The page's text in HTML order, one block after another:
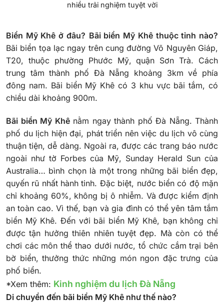
nhiều trải nghiệm tuyệt vời
Biển Mỹ Khê ở đâu? Bãi biển Mỹ Khê thuộc tỉnh nào?
Bãi biển tọa lạc ngay trên cung đường Võ Nguyên Giáp,
T20, thuộc phường Phước Mỹ, quận Sơn Trà. Cách
trung tâm thành phố Đà Nẵng khoảng 3km về phía
đông nam. Bãi biển Mỹ Khê có 3 khu vực bãi tắm, có
chiều dài khoảng 900m.
Bãi biển Mỹ Khênằm ngay thành phố Đà Nẵng. Thành
phố du lịch hiện đại, phát triển nên việc du lịch vô cùng
thuận tiện, dễ dàng. Ngoài ra, được các trang báo nước
ngoài như tờ Forbes của Mỹ, Sunday Herald Sun của
Australia… bình chọn là một trong những bãi biển đẹp,
quyến rũ nhất hành tinh. Đặc biệt, nước biển có độ mặn
chỉ khoảng 60%, không bị ô nhiễm. Và được kiểm định
an toàn cao. Vì thế, bạn và gia đình có thể yên tâm tắm
biển Mỹ Khê. Đến với bãi biển Mỹ Khê, bạn không chỉ
được tận hưởng thiên nhiên tuyệt đẹp. Mà còn có thể
chơi các môn thể thao dưới nước, tổ chức cắm trại bên
bờ biển, thưởng thức những món ngon đặc trưng của
phố biển.
*Xem thêm: Kinh nghiệm du lịch Đà Nẵng
Di chuyển đến bãi biển Mỹ Khê như thế nào?